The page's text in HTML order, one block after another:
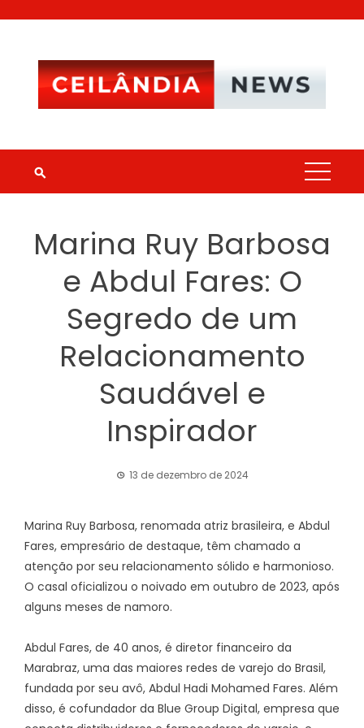
Marina Ruy Barbosa
e Abdul Fares: O
Segredo de um
Relacionamento
Saudável e
Inspirador
13 de dezembro de 2024
Marina Ruy Barbosa, renomada atriz brasileira, e Abdul
Fares, empresário de destaque, têm chamado a
atenção por seu relacionamento sólido e harmonioso.
O casal oficializou o noivado em outubro de 2023, após
alguns meses de namoro.
Abdul Fares, de 40 anos, é diretor financeiro da
Marabraz, uma das maiores redes de varejo do Brasil,
fundada por seu avô, Abdul Hadi Mohamed Fares. Além
disso, é cofundador da Blue Group Digital, empresa que